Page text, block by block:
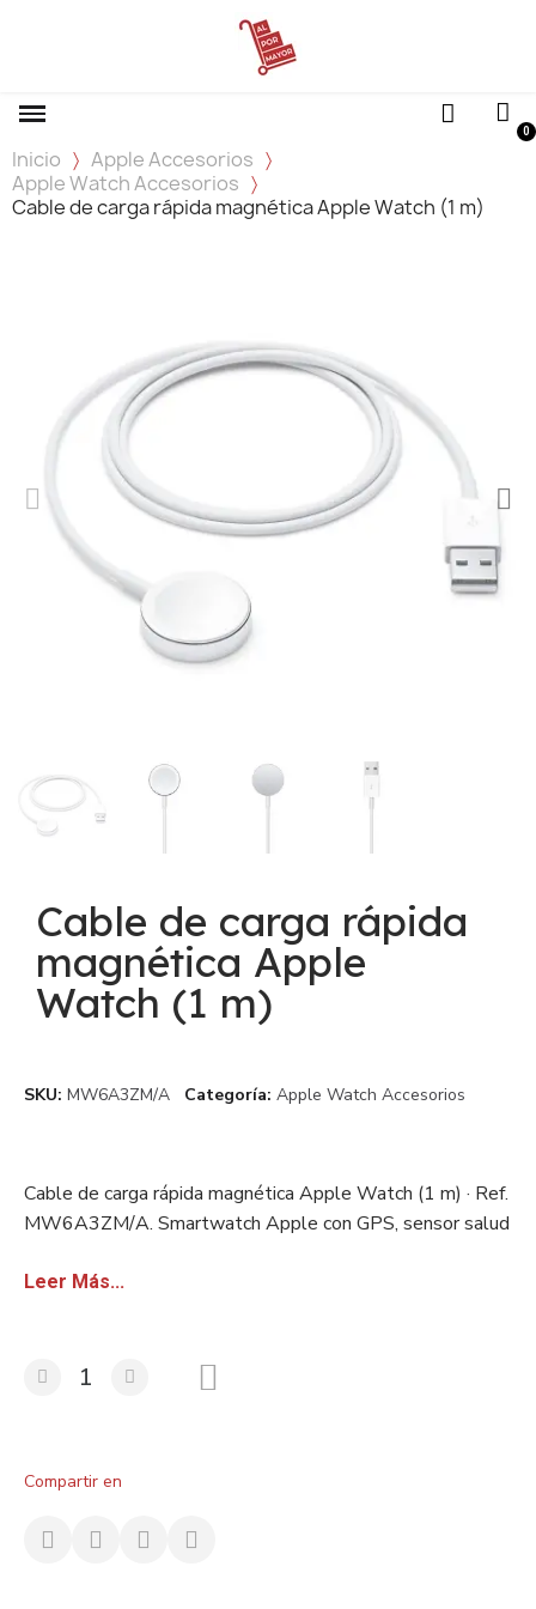
Inicio
Apple Accesorios
Apple Watch Accesorios
Cable de carga rápida magnética Apple Watch (1 m)
Cable de carga rápida
magnética Apple
Watch (1 m)
SKU MW6A3ZM/A Categoría Apple Watch Accesorios
Cable de carga rápida magnética Apple Watch (1 m) · Ref.
MW6A3ZM/A. Smartwatch Apple con GPS, sensor salud
Disponible con factura sin IVA para revendedores.
Leer Más...
Compartir en